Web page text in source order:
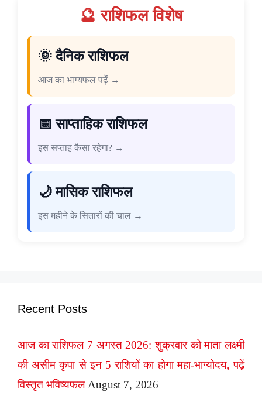
🔮 राशिफल विशेष
🌞 दैनिक राशिफल
आज का भाग्यफल पढ़ें →
📅 साप्ताहिक राशिफल
इस सप्ताह कैसा रहेगा? →
🌙 मासिक राशिफल
इस महीने के सितारों की चाल →
Recent Posts
आज का राशिफल 7 अगस्त 2026: शुक्रवार को माता लक्ष्मी
की असीम कृपा से इन 5 राशियों का होगा महा-भाग्योदय, पढ़ें
विस्तृत भविष्यफल August 7, 2026